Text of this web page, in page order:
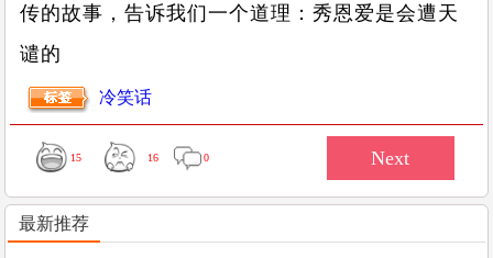
传的故事，告诉我们一个道理：秀恩爱是会遭天
谴的
冷笑话
15 16 0
最新推荐